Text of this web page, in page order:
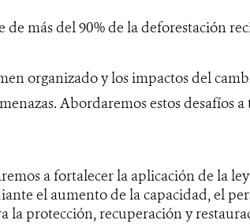
de más del 90% de la deforestación
organizado y los impactos del
Abordaremos estos desafíos a
a fortalecer la aplicación de la
el aumento de la capacidad, el
la protección, recuperación y